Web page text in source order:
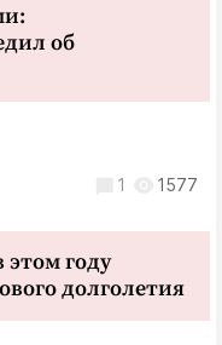
об
1 1577
этом году
долголетия